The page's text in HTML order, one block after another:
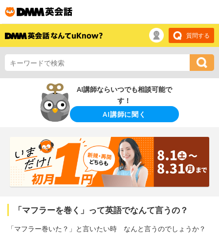
質問する
AI講師ならいつでも相談可能で
す！
AI講師に聞く
「マフラーを巻く」って英語でなんて言うの？
「マフラー巻いた？」と言いたい時 なんと言うのでしょうか？